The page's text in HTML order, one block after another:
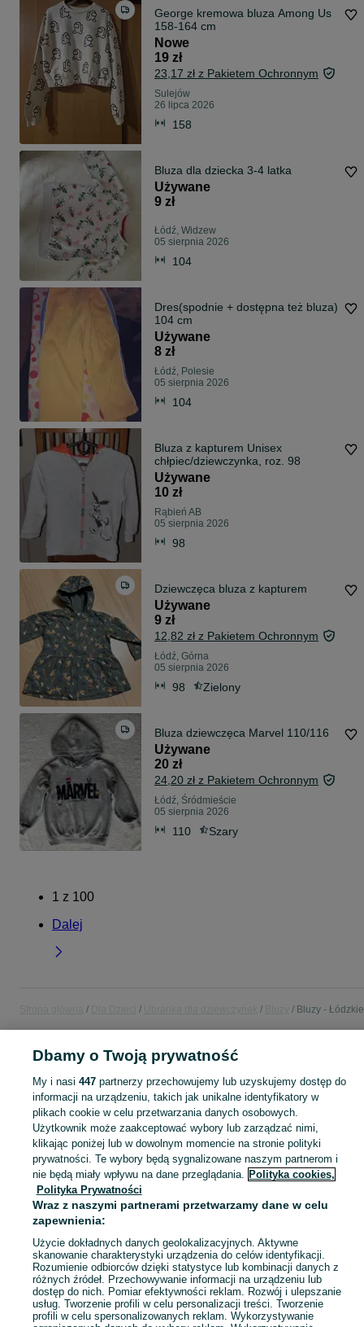
George kremowa bluza Among Us
158-164 cm
Nowe
19 zł
23,17 zł z Pakietem Ochronnym
Sulejów
26 lipca 2026
158
Bluza dla dziecka 3-4 latka
Używane
9 zł
Łódź, Widzew
05 sierpnia 2026
104
Dres(spodnie + dostępna też bluza)
104 cm
Używane
8 zł
Łódź, Polesie
05 sierpnia 2026
104
Bluza z kapturem Unisex
chłpiec/dziewczynka, roz. 98
Używane
10 zł
Rąbień AB
05 sierpnia 2026
98
Dziewczęca bluza z kapturem
Używane
9 zł
12,82 zł z Pakietem Ochronnym
Łódź, Górna
05 sierpnia 2026
98 Zielony
Bluza dziewczęca Marvel 110/116
Używane
20 zł
24,20 zł z Pakietem Ochronnym
Łódź, Śródmieście
05 sierpnia 2026
110 Szary
1 z 100
Dalej
Bluzy - Łódzkie
POLSKA » ŁÓDZKIE
KATEGORIA
garnitur dla dziewczynki spodnie dzwony dla dziewczynki strój Zobacz
Mapa kategorii
Mapa miejscowości
Mapa ministron
Popularne wyszukiwania
Dbamy o Twoją prywatność
My i nasi 447partnerzy przechowujemy lub uzyskujemy dostęp do
informacji na urządzeniu, takich jak unikalne identyfikatory w
plikach cookie w celu przetwarzania danych osobowych.
Użytkownik może zaakceptować wybory lub zarządzać nimi,
klikając poniżej lub w dowolnym momencie na stronie polityki
prywatności. Te wybory będą sygnalizowane naszym partnerom i
nie będą miały wpływu na dane przeglądania. Polityka cookies,
Polityka Prywatności
Wraz z naszymi partnerami przetwarzamy dane w celu
zapewnienia:
Użycie dokładnych danych geolokalizacyjnych. Aktywne
skanowanie charakterystyki urządzenia do celów identyfikacji.
Rozumienie odbiorców dzięki statystyce lub kombinacji danych z
różnych źródeł. Przechowywanie informacji na urządzeniu lub
dostęp do nich. Pomiar efektywności reklam. Rozwój i ulepszanie
usług. Tworzenie profili w celu personalizacji treści. Tworzenie
profili w celu spersonalizowanych reklam. Wykorzystywanie